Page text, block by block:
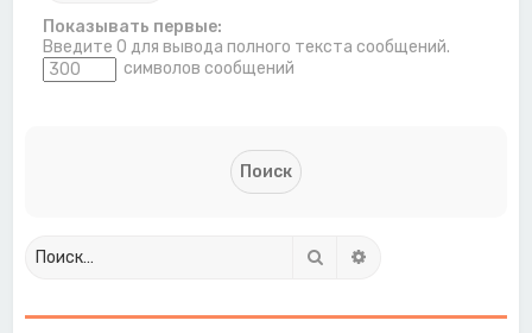
Показывать первые:
Введите 0 для вывода полного текста сообщений.
символов сообщений
Поиск